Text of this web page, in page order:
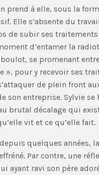
prend à elle, sous la
Elle s’absente du
de subir ses
d’entamer la
se promenant
», pour y recevoir ses
de plein front
son entreprise. Sylvie se
brutal décalage qui
vit et ce qu’elle fait.
quelques années,
Par contre, une
ayant ravi son père